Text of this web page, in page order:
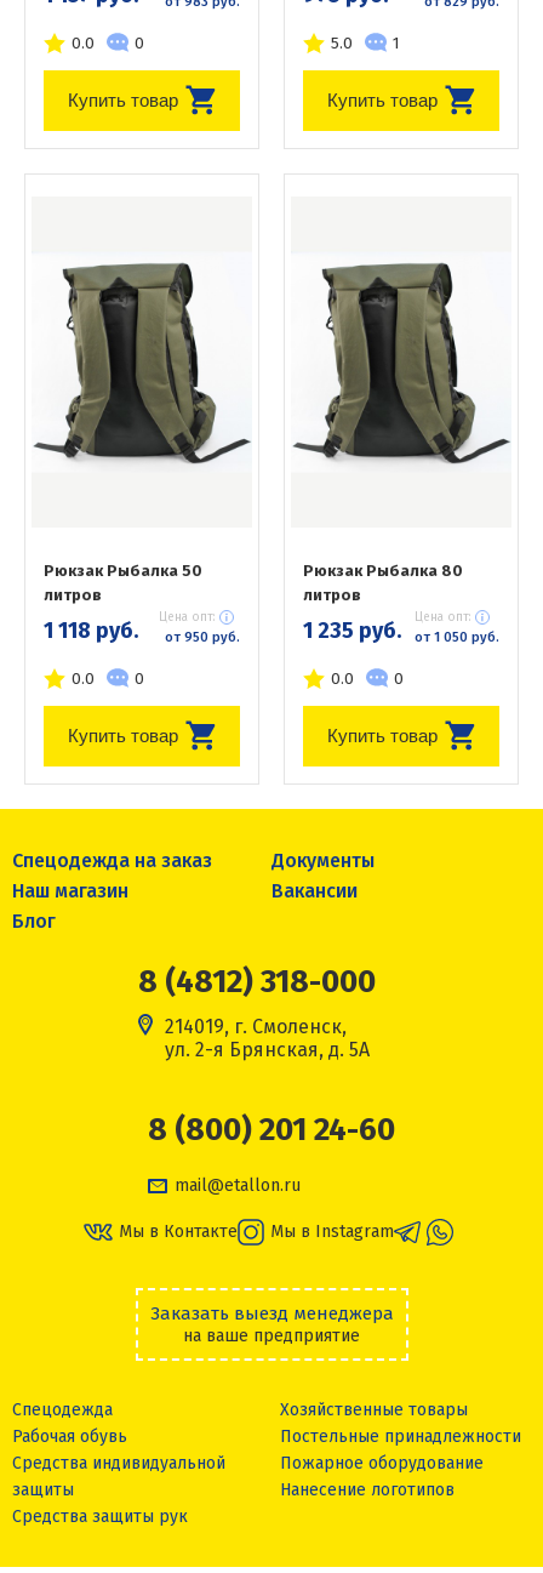
0.0 0
Купить товар
5.0 1
Купить товар
Рюкзак Рыбалка 50
литров
1 118 руб. Цена опт:
от 950 руб.
0.0 0
Купить товар
Рюкзак Рыбалка 80
литров
1 235 руб. Цена опт:
от 1 050 руб.
0.0 0
Купить товар
Спецодежда на заказ
Документы
Наш магазин
Вакансии
Блог
8 (4812) 318-000
214019, г. Смоленск,
ул. 2-я Брянская, д. 5А
8 (800) 201 24-60
mail@etallon.ru
Мы в Контакте Мы в Instagram
Заказать выезд менеджера
на ваше предприятие
Спецодежда
Рабочая обувь
Средства индивидуальной
защиты
Средства защиты рук
Хозяйственные товары
Постельные принадлежности
Пожарное оборудование
Нанесение логотипов